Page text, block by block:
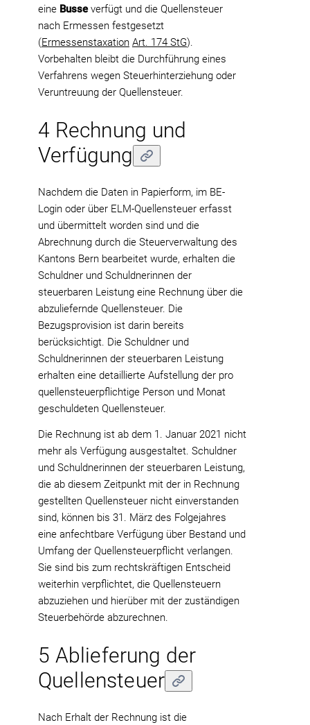
eine Busseverfügt und die Quellensteuer
nach Ermessen festgesetzt
(Ermessenstaxation Art. 174 StG).
Vorbehalten bleibt die Durchführung eines
Verfahrens wegen Steuerhinterziehung oder
Veruntreuung der Quellensteuer.
4 Rechnung und
Verfügung
Nachdem die Daten in Papierform, im BE-
Login oder über ELM-Quellensteuer erfasst
und übermittelt worden sind und die
Abrechnung durch die Steuerverwaltung des
Kantons Bern bearbeitet wurde, erhalten die
Schuldner und Schuldnerinnen der
steuerbaren Leistung eine Rechnung über die
abzuliefernde Quellensteuer. Die
Bezugsprovision ist darin bereits
berücksichtigt. Die Schuldner und
Schuldnerinnen der steuerbaren Leistung
erhalten eine detaillierte Aufstellung der pro
quellensteuerpflichtige Person und Monat
geschuldeten Quellensteuer.
Die Rechnung ist ab dem 1. Januar 2021 nicht
mehr als Verfügung ausgestaltet. Schuldner
und Schuldnerinnen der steuerbaren Leistung,
die ab diesem Zeitpunkt mit der in Rechnung
gestellten Quellensteuer nicht einverstanden
sind, können bis 31. März des Folgejahres
eine anfechtbare Verfügung über Bestand und
Umfang der Quellensteuerpflicht verlangen.
Sie sind bis zum rechtskräftigen Entscheid
weiterhin verpflichtet, die Quellensteuern
abzuziehen und hierüber mit der zuständigen
Steuerbehörde abzurechnen.
5 Ablieferung der
Quellensteuer
Nach Erhalt der Rechnung ist die